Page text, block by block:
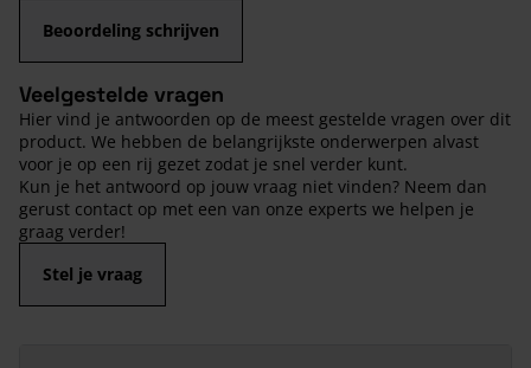
Beoordeling schrijven
Veelgestelde vragen
Hier vind je antwoorden op de meest gestelde vragen over dit
product. We hebben de belangrijkste onderwerpen alvast
voor je op een rij gezet zodat je snel verder kunt.
Kun je het antwoord op jouw vraag niet vinden? Neem dan
gerust contact op met een van onze experts we helpen je
graag verder!
Stel je vraag